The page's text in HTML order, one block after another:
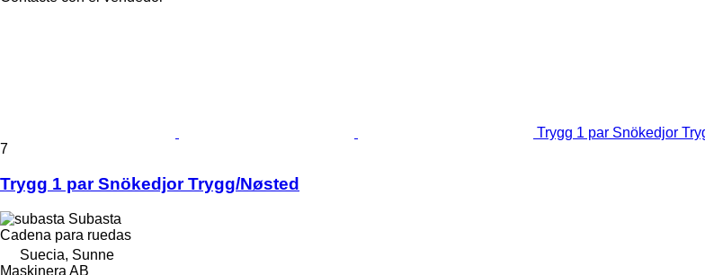
Trygg 1 par Snökedjor
7
Trygg 1 par Snökedjor Trygg/Nøsted
Subasta
Cadena para ruedas
Suecia, Sunne
Maskinera AB